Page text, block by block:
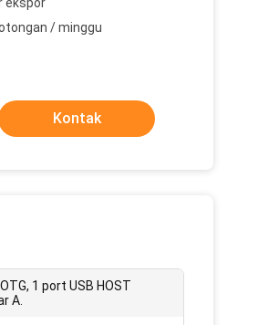
/ minggu
Kontak
1 port USB HOST
A.